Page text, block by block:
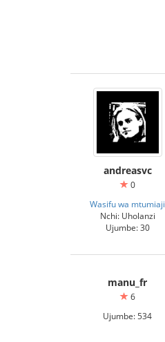
andreasvc
0
Wasifu wa mtumiaji
Nchi: Uholanzi
Ujumbe: 30
manu_fr
6
Ujumbe: 534